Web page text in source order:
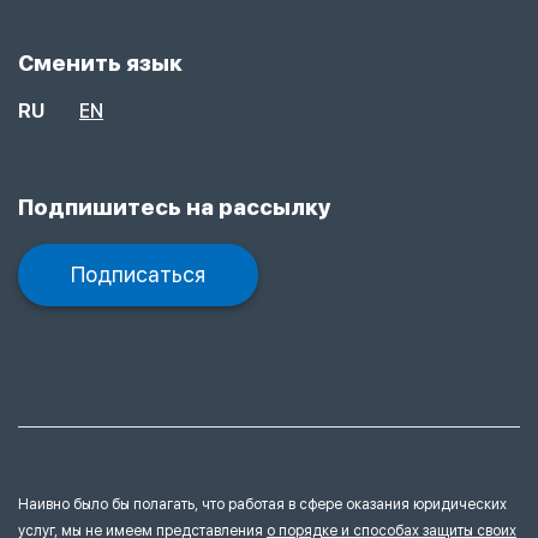
Сменить язык
RU EN
Подпишитесь на рассылку
Подписаться
Наивно было бы полагать, что работая в сфере оказания юридических
услуг, мы не имеем представления о порядке и способах защиты своих